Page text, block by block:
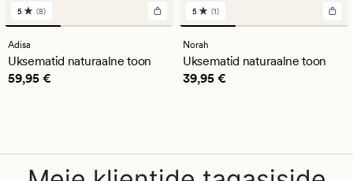
8
arvustust
keskmise
hinnanguga
5
5 (8)
Adisa
Uksematid naturaalne toon
Pris_ee
59,95 €
1
arvustust
keskmise
hinnanguga
5
5 (1)
Norah
Uksematid naturaalne toon
Pris_ee
39,95 €